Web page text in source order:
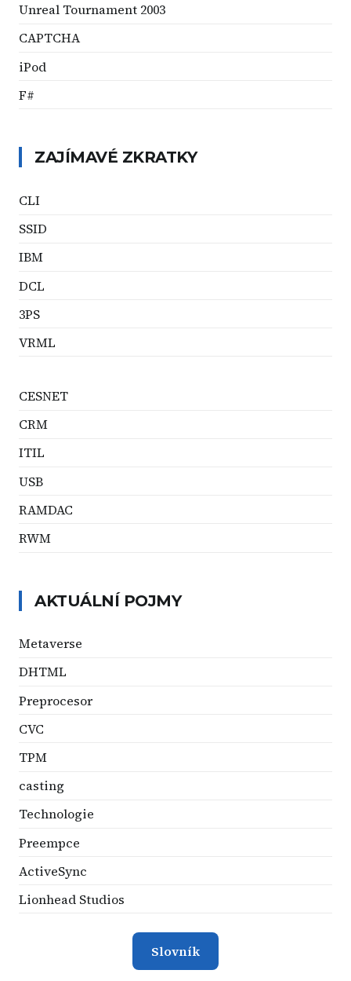
Unreal Tournament 2003
CAPTCHA
iPod
F#
ZAJÍMAVÉ ZKRATKY
CLI
SSID
IBM
DCL
3PS
VRML
CESNET
CRM
ITIL
USB
RAMDAC
RWM
AKTUÁLNÍ POJMY
Metaverse
DHTML
Preprocesor
CVC
TPM
casting
Technologie
Preempce
ActiveSync
Lionhead Studios
Slovník